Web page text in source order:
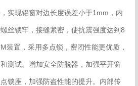
实现铝窗对边长度误差小于1mm，内
丝锁牢，接缝紧密，使抗震强度达到8
装置，采用多点锁，密闭性能更优质，
测试。增加安全防脱器，加强平开窗
锁座，加强防盗性能的提升。内部传